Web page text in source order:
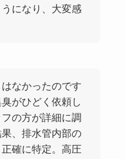
になり、大変感
はなかったのです
がひどく依頼し
の方が詳細に調
、排水管内部の
確に特定。高圧